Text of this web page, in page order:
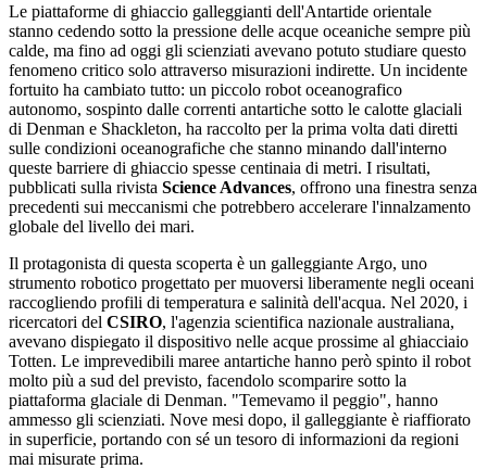
Le piattaforme di ghiaccio galleggianti dell'Antartide orientale
stanno cedendo sotto la pressione delle acque oceaniche sempre più
calde, ma fino ad oggi gli scienziati avevano potuto studiare questo
fenomeno critico solo attraverso misurazioni indirette. Un incidente
fortuito ha cambiato tutto: un piccolo robot oceanografico
autonomo, sospinto dalle correnti antartiche sotto le calotte glaciali
di Denman e Shackleton, ha raccolto per la prima volta dati diretti
sulle condizioni oceanografiche che stanno minando dall'interno
queste barriere di ghiaccio spesse centinaia di metri. I risultati,
pubblicati sulla rivista Science Advances, offrono una finestra senza
precedenti sui meccanismi che potrebbero accelerare l'innalzamento
globale del livello dei mari.
Il protagonista di questa scoperta è un galleggiante Argo, uno
strumento robotico progettato per muoversi liberamente negli oceani
raccogliendo profili di temperatura e salinità dell'acqua. Nel 2020, i
ricercatori del CSIRO, l'agenzia scientifica nazionale australiana,
avevano dispiegato il dispositivo nelle acque prossime al ghiacciaio
Totten. Le imprevedibili maree antartiche hanno però spinto il robot
molto più a sud del previsto, facendolo scomparire sotto la
piattaforma glaciale di Denman. "Temevamo il peggio", hanno
ammesso gli scienziati. Nove mesi dopo, il galleggiante è riaffiorato
in superficie, portando con sé un tesoro di informazioni da regioni
mai misurate prima.